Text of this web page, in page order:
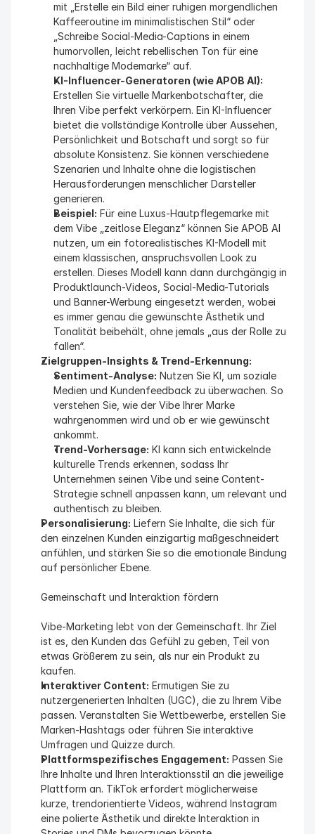
mit „Erstelle ein Bild einer ruhigen morgendlichen
Kaffeeroutine im minimalistischen Stil“ oder
„Schreibe Social-Media-Captions in einem
humorvollen, leicht rebellischen Ton für eine
nachhaltige Modemarke“ auf.
KI-Influencer-Generatoren (wie APOB AI):
Erstellen Sie virtuelle Markenbotschafter, die
Ihren Vibe perfekt verkörpern. Ein KI-Influencer
bietet die vollständige Kontrolle über Aussehen,
Persönlichkeit und Botschaft und sorgt so für
absolute Konsistenz. Sie können verschiedene
Szenarien und Inhalte ohne die logistischen
Herausforderungen menschlicher Darsteller
generieren.
Beispiel: Für eine Luxus-Hautpflegemarke mit
dem Vibe „zeitlose Eleganz“ können Sie APOB AI
nutzen, um ein fotorealistisches KI-Modell mit
einem klassischen, anspruchsvollen Look zu
erstellen. Dieses Modell kann dann durchgängig in
Produktlaunch-Videos, Social-Media-Tutorials
und Banner-Werbung eingesetzt werden, wobei
es immer genau die gewünschte Ästhetik und
Tonalität beibehält, ohne jemals „aus der Rolle zu
fallen“.
Zielgruppen-Insights & Trend-Erkennung:
Sentiment-Analyse: Nutzen Sie KI, um soziale
Medien und Kundenfeedback zu überwachen. So
verstehen Sie, wie der Vibe Ihrer Marke
wahrgenommen wird und ob er wie gewünscht
ankommt.
Trend-Vorhersage: KI kann sich entwickelnde
kulturelle Trends erkennen, sodass Ihr
Unternehmen seinen Vibe und seine Content-
Strategie schnell anpassen kann, um relevant und
authentisch zu bleiben.
Personalisierung: Liefern Sie Inhalte, die sich für
den einzelnen Kunden einzigartig maßgeschneidert
anfühlen, und stärken Sie so die emotionale Bindung
auf persönlicher Ebene.
Gemeinschaft und Interaktion fördern
Vibe-Marketing lebt von der Gemeinschaft. Ihr Ziel
ist es, den Kunden das Gefühl zu geben, Teil von
etwas Größerem zu sein, als nur ein Produkt zu
kaufen.
Interaktiver Content: Ermutigen Sie zu
nutzergenerierten Inhalten (UGC), die zu Ihrem Vibe
passen. Veranstalten Sie Wettbewerbe, erstellen Sie
Marken-Hashtags oder führen Sie interaktive
Umfragen und Quizze durch.
Plattformspezifisches Engagement: Passen Sie
Ihre Inhalte und Ihren Interaktionsstil an die jeweilige
Plattform an. TikTok erfordert möglicherweise
kurze, trendorientierte Videos, während Instagram
eine polierte Ästhetik und direkte Interaktion in